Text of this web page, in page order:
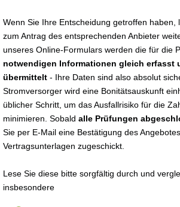
Wenn Sie Ihre Entscheidung getroffen haben,
zum Antrag des entsprechenden Anbieter
unseres Online-Formulars werden die für die
notwendigen Informationen gleich erfasst
übermittelt - Ihre Daten sind also absolut
Stromversorger wird eine Bonitätsauskunft
üblicher Schritt, um das Ausfallrisiko für die
minimieren. Sobald alle Prüfungen
Sie per E-Mail eine Bestätigung des
Vertragsunterlagen zugeschickt.
Lese Sie diese bitte sorgfältig durch und
insbesondere